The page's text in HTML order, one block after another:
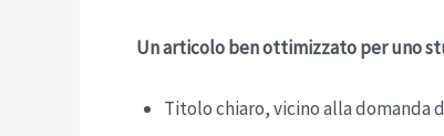
Un articolo ben ottimizzato per uno
Titolo chiaro, vicino alla domanda